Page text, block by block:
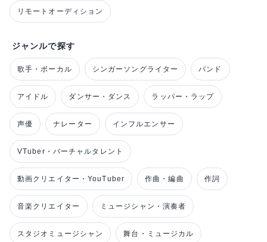
リモートオーディション
ジャンルで探す
歌手・ボーカル シンガーソングライター バンド
アイドル ダンサー・ダンス ラッパー・ラップ
声優 ナレーター インフルエンサー
VTuber・バーチャルタレント
動画クリエイター・YouTuber 作曲・編曲 作詞
音楽クリエイター ミュージシャン・演奏者
スタジオミュージシャン 舞台・ミュージカル